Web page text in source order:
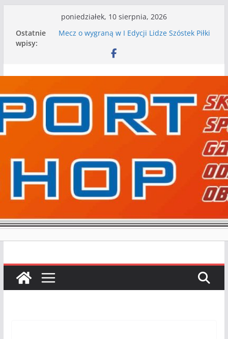
treści
poniedziałek, 10 sierpnia, 2026
Ostatnie
wpisy:
Mecz o wygraną w I Edycji Lidze Szóstek Piłki
Nasze piłkarskie zespoły w toku przygotowań
Kolejne gry kontrolne naszych piłkarskich
WKS wygrywa pierwszą edycję Ligi Szóstek w
Gwdzie Wielkiej
I mamy kolejne gry kontrolne, piłkarskie
granie przed nami